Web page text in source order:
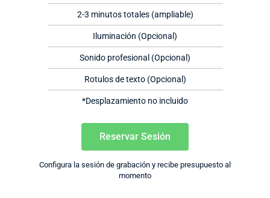
2-3 minutos totales (ampliable)
Iluminación (Opcional)
Sonido profesional (Opcional)
Rotulos de texto (Opcional)
*Desplazamiento no incluido
Reservar Sesión
Configura la sesión de grabación y recibe presupuesto al
momento